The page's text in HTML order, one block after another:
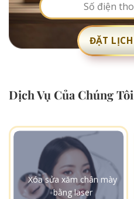
Dịch Vụ Của Chúng Tôi
Xóa sửa xăm chân mày
bằng laser